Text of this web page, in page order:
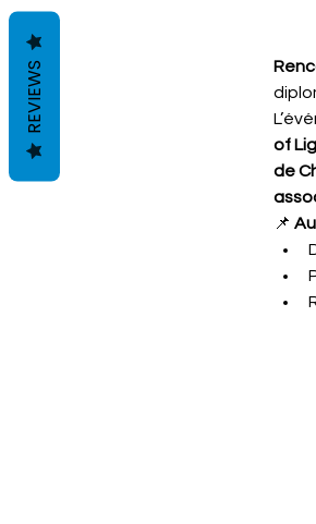
of
de
📌
REVIEWS